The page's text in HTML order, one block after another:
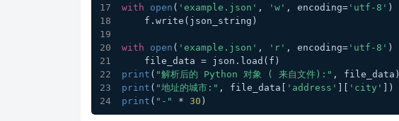
with
open ( 'example.json' , 'w' , encoding= 'utf-8' )
    f.write(json_string)
with open ( 'example.json' , 'r' , encoding= 'utf-8' )
    file_data = json.load(f)
print ( "解析后的 Python 对象 ( 来自文件):" , file_data)
print ( "地址的城市:" , file_data[ 'address' 'city'
])
print ( "-" * 30 )